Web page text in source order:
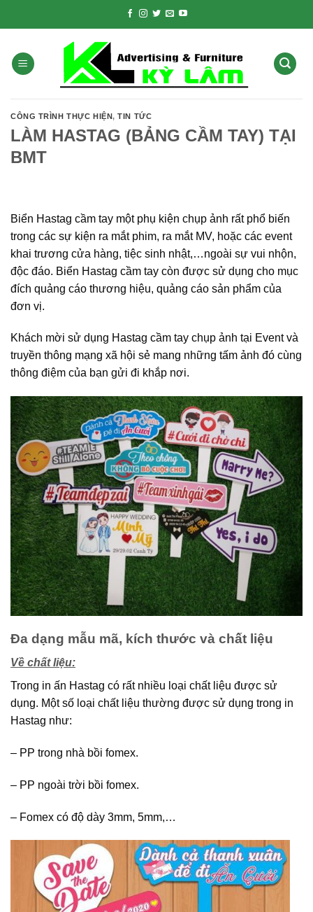
CÔNG TRÌNH THỰC HIỆN,TIN TỨC
LÀM HASTAG (BẢNG CẦM TAY) TẠI
BMT
Biển Hastag cầm tay một phụ kiện chụp ảnh rất phổ biến
trong các sự kiện ra mắt phim, ra mắt MV, hoặc các event
khai trương cửa hàng, tiệc sinh nhật,…ngoài sự vui nhộn,
độc đáo. Biển Hastag cầm tay còn được sử dụng cho mục
đích quảng cáo thương hiệu, quảng cáo sản phẩm của
đơn vị.
Khách mời sử dụng Hastag cầm tay chụp ảnh tại Event và
truyền thông mạng xã hội sẻ mang những tấm ảnh đó cùng
thông điệm của bạn gửi đi khắp nơi.
Đa dạng mẫu mã, kích thước và chất liệu
Về chất liệu:
Trong in ấn Hastag có rất nhiều loại chất liệu được sử
dụng. Một số loại chất liệu thường được sử dụng trong in
Hastag như:
– PP trong nhà bồi fomex.
– PP ngoài trời bồi fomex.
– Fomex có độ dày 3mm, 5mm,…